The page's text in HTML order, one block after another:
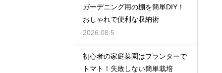
ガーデニング用の棚を簡単DIY！
おしゃれで便利な収納術
2026.08.5
初心者の家庭菜園はプランターで
トマト！失敗しない簡単栽培